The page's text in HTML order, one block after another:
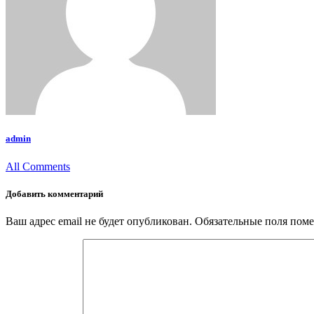
admin
All Comments
Добавить комментарий
Ваш адрес email не будет опубликован. Обязательные поля